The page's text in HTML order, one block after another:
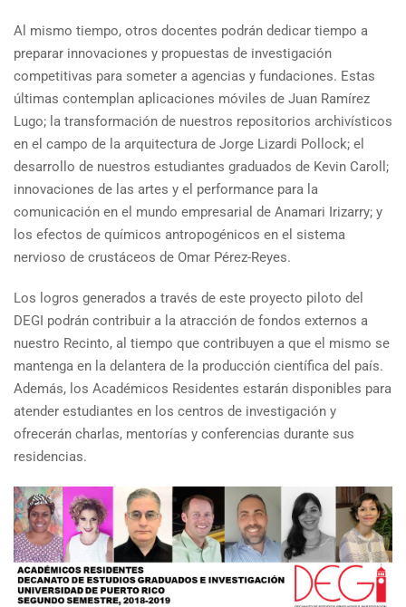
Al mismo tiempo, otros docentes podrán dedicar tiempo a
preparar innovaciones y propuestas de investigación
competitivas para someter a agencias y fundaciones. Estas
últimas contemplan aplicaciones móviles de Juan Ramírez
Lugo; la transformación de nuestros repositorios archivísticos
en el campo de la arquitectura de Jorge Lizardi Pollock; el
desarrollo de nuestros estudiantes graduados de Kevin Caroll;
innovaciones de las artes y el performance para la
comunicación en el mundo empresarial de Anamari Irizarry; y
los efectos de químicos antropogénicos en el sistema
nervioso de crustáceos de Omar Pérez-Reyes.
Los logros generados a través de este proyecto piloto del
DEGI podrán contribuir a la atracción de fondos externos a
nuestro Recinto, al tiempo que contribuyen a que el mismo se
mantenga en la delantera de la producción científica del país.
Además, los Académicos Residentes estarán disponibles para
atender estudiantes en los centros de investigación y
ofrecerán charlas, mentorías y conferencias durante sus
residencias.